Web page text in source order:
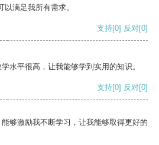
满足我所有需求。
支持[0] 反对[0]
水平很高，让我能够学到实用的知识。
支持[0] 反对[0]
够激励我不断学习，让我能够取得更好的